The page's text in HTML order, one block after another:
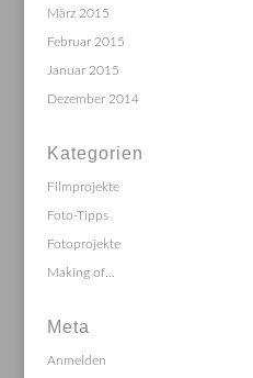
März 2015
Februar 2015
Januar 2015
Dezember 2014
Kategorien
Filmprojekte
Foto-Tipps
Fotoprojekte
Making of…
Meta
Anmelden